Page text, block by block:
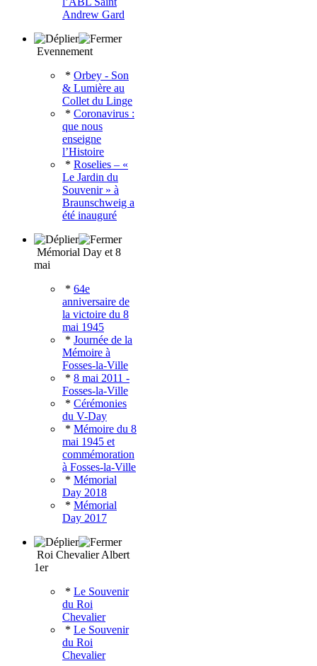
Andrew Gard
Evennement
* Orbey - Son
& Lumière au
Collet du Linge
* Coronavirus :
que nous
enseigne
l’Histoire
* Roselies – «
Le Jardin du
Souvenir » à
Braunschweig a
été inauguré
Mémorial Day et 8
mai
* 64e
anniversaire de
la victoire du 8
mai 1945
* Journée de la
Mémoire à
Fosses-la-Ville
* 8 mai 2011 -
Fosses-la-Ville
* Cérémonies
du V-Day
* Mémoire du 8
mai 1945 et
commémoration
à Fosses-la-Ville
* Mémorial
Day 2018
* Mémorial
Day 2017
Roi Chevalier Albert
1er
* Le Souvenir
du Roi
Chevalier
* Le Souvenir
du Roi
Chevalier